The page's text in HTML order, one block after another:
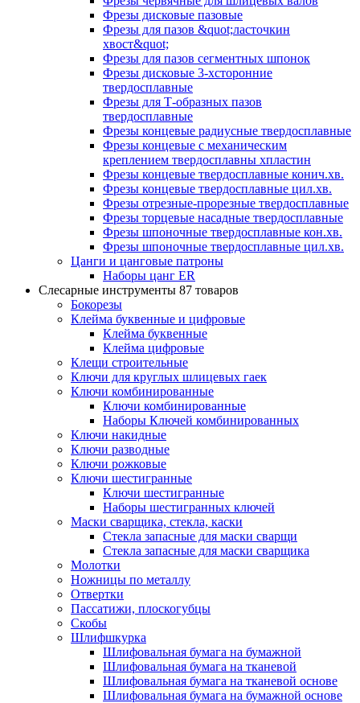
Фрезы дисковые пазовые
Фрезы для пазов &quot;ласточкин
хвост&quot;
Фрезы для пазов сегментных шпонок
Фрезы дисковые 3-хсторонние
твердосплавные
Фрезы для Т-образных пазов
твердосплавные
Фрезы концевые радиусные твердосплавные
Фрезы концевые с механическим
креплением твердосплавны хпластин
Фрезы концевые твердосплавные конич.хв.
Фрезы концевые твердосплавные цил.хв.
Фрезы отрезные-прорезные твердосплавные
Фрезы торцевые насадные твердосплавные
Фрезы шпоночные твердосплавные кон.хв.
Фрезы шпоночные твердосплавные цил.хв.
Цанги и цанговые патроны
Наборы цанг ER
Слесарные инструменты 87 товаров
Бокорезы
Клейма буквенные и цифровые
Клейма буквенные
Клейма цифровые
Клещи строительные
Ключи для круглых шлицевых гаек
Ключи комбинированные
Ключи комбинированные
Наборы Ключей комбинированных
Ключи накидные
Ключи разводные
Ключи рожковые
Ключи шестигранные
Ключи шестигранные
Наборы шестигранных ключей
Маски сварщика, стекла, каски
Стекла запасные для маски сварщи
Стекла запасные для маски сварщика
Молотки
Ножницы по металлу
Отвертки
Пассатижи, плоскогубцы
Скобы
Шлифшкурка
Шлифовальная бумага на бумажной
Шлифовальная бумага на тканевой
Шлифовальная бумага на тканевой основе
Шлифовальная бумага на бумажной основе